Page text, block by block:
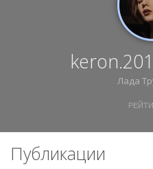
Лада
Публикации